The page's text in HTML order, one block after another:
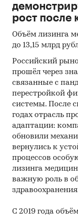
Медицинское
рост после
Объём лизинга
до 13,15 млрд
Российский
прошёл через
связанные с
перестройкой
системы. После
годах отрасль
адаптации:
обновили
вернулись к
процессов
лизинга
важную роль в
С 2019 года